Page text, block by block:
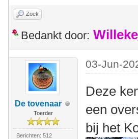
Zoek
Bedankt door:
De tovenaar
Toerder
Berichten: 512
03-Jun-
Deze
een
bij het